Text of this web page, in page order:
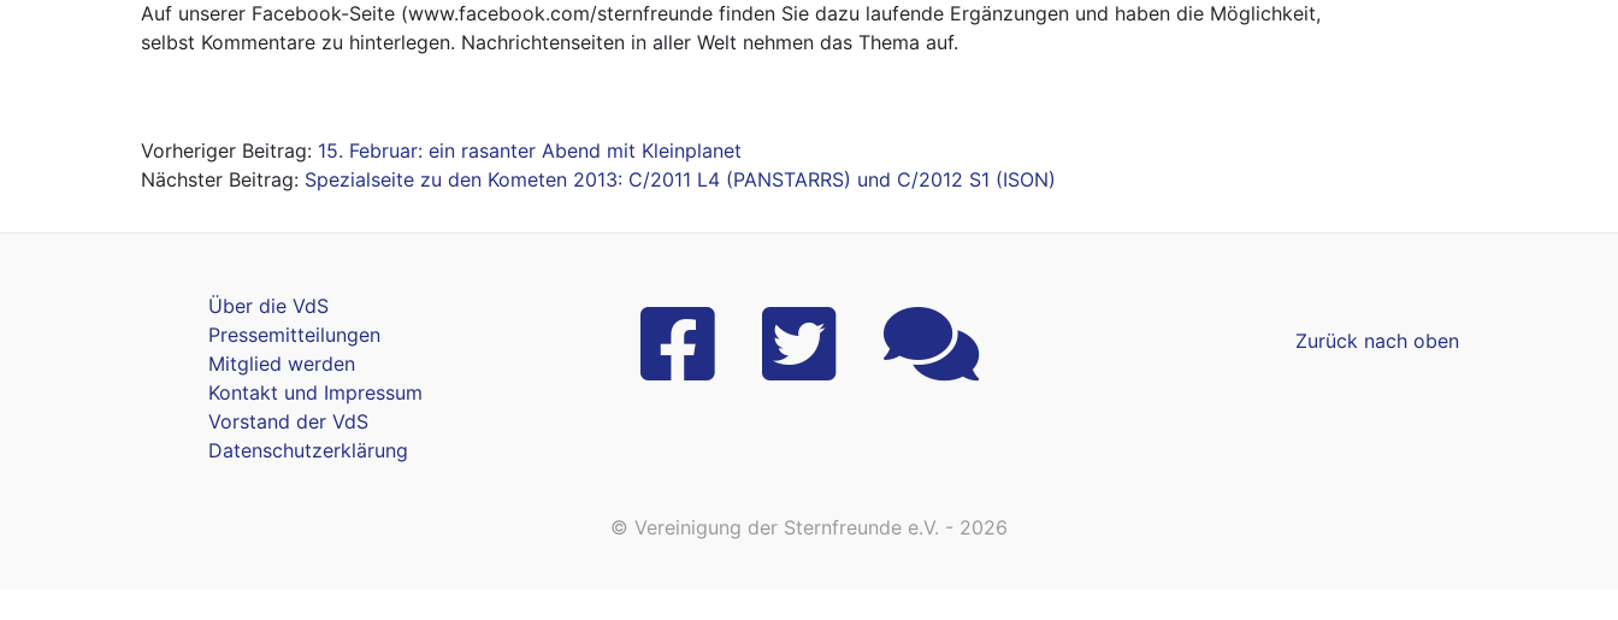
Auf unserer Facebook-Seite (www.facebook.com/sternfreunde finden Sie dazu laufende Ergänzungen und haben die Möglichkeit,
selbst Kommentare zu hinterlegen. Nachrichtenseiten in aller Welt nehmen das Thema auf.
Beitragsnavigation15. Februar: ein rasanter Abend mit Kleinplanet
Spezialseite zu den Kometen 2013: C/2011 L4 (PANSTARRS) und C/2012 S1 (ISON)
Über die VdS
Pressemitteilungen
Mitglied werden
Kontakt und Impressum
Vorstand der VdS
Datenschutzerklärung
Zurück nach oben
© Vereinigung der Sternfreunde e.V. - 2026